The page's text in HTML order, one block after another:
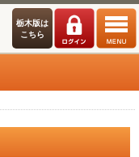
栃木版は
こちら